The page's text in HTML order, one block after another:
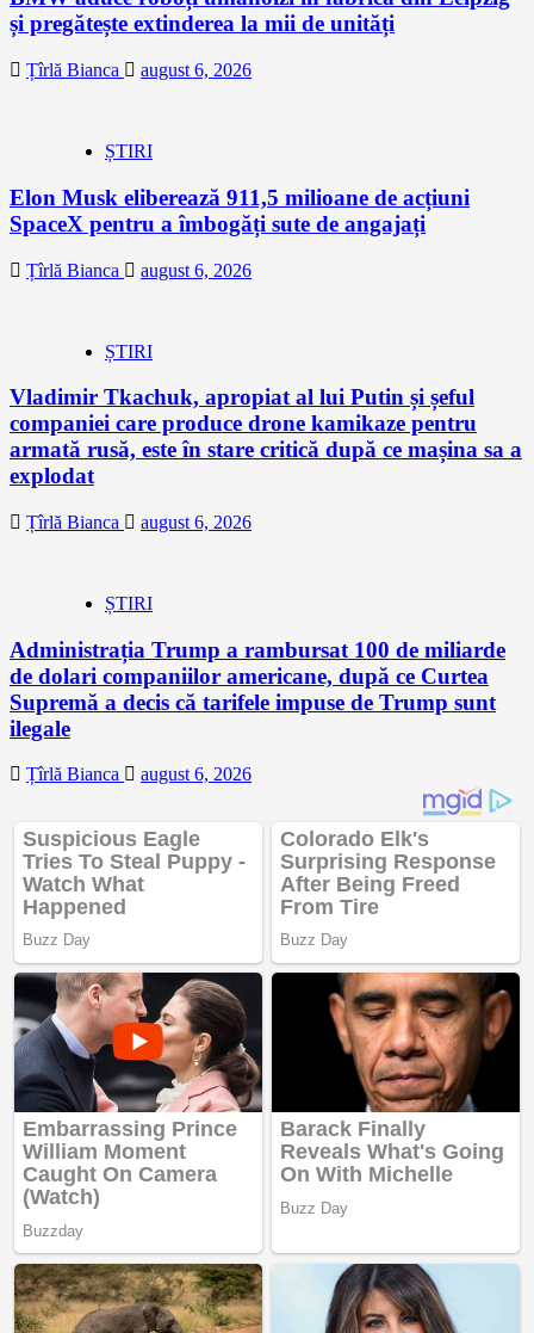
și pregătește extinderea la mii de unități
Țîrlă Bianca august 6, 2026
ȘTIRI
Elon Musk eliberează 911,5 milioane de acțiuni
SpaceX pentru a îmbogăți sute de angajați
Țîrlă Bianca august 6, 2026
ȘTIRI
Vladimir Tkachuk, apropiat al lui Putin și șeful
companiei care produce drone kamikaze pentru
armată rusă, este în stare critică după ce mașina sa a
explodat
Țîrlă Bianca august 6, 2026
ȘTIRI
Administrația Trump a rambursat 100 de miliarde
de dolari companiilor americane, după ce Curtea
Supremă a decis că tarifele impuse de Trump sunt
ilegale
Țîrlă Bianca august 6, 2026